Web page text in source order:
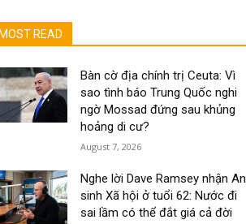
MOST READ
Bàn cờ địa chính trị Ceuta: Vì
sao tình báo Trung Quốc nghi
ngờ Mossad đứng sau khủng
hoảng di cư?
August 7, 2026
Nghe lời Dave Ramsey nhận An
sinh Xã hội ở tuổi 62: Nước đi
sai lầm có thể đắt giá cả đời